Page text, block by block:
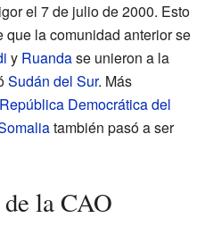
el 7 de julio de 2000. Esto
la comunidad anterior se
y Ruandase unieron a la
Sudán del Sur. Más
República Democrática del
también pasó a ser
la CAO